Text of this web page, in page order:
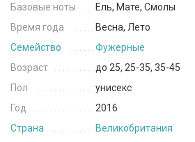
Базовые ноты
Ель, Мате, Смолы
Время года
Весна, Лето
Семейство
Фужерные
Возраст
до 25, 25-35, 35-45
Пол
унисекс
Год
2016
Страна
Великобритания